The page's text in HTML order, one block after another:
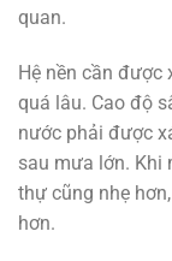
quan.
Hệ nền cần được
quá lâu. Cao độ
nước phải được
sau mưa lớn. Khi
thự cũng nhẹ
hơn.